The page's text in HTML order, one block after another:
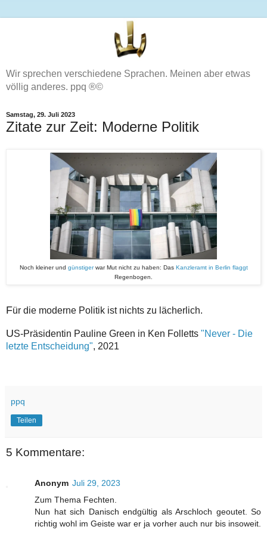
Wir sprechen verschiedene Sprachen. Meinen aber etwas
völlig anderes. ppq ®©
Samstag, 29. Juli 2023
Zitate zur Zeit: Moderne Politik
Noch kleiner und günstigerwar Mut nicht zu haben: DasKanzleramt in Berlin flaggt
Regenbogen.
Für die moderne Politik ist nichts zu lächerlich.
US-Präsidentin Pauline Green in Ken Folletts "Never - Die
letzte Entscheidung", 2021
ppq
Teilen
5 Kommentare:
Anonym Juli 29, 2023
Zum Thema Fechten.
Nun hat sich Danisch endgültig als Arschloch geoutet. So
richtig wohl im Geiste war er ja vorher auch nur bis insoweit.